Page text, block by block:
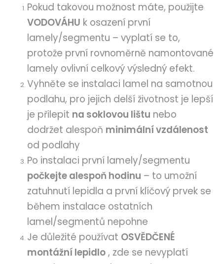
Pokud takovou možnost máte, použijte
VODOVÁHU k osazení první
lamely/segmentu – vyplatí se to,
protože první rovnoměrně namontované
lamely ovlivní celkový výsledný efekt.
Vyhněte se instalaci lamel na samotnou
podlahu, pro jejich delší životnost je lepší
je přilepit na soklovou lištu nebo
dodržet alespoň minimální vzdálenost
od podlahy
Po instalaci první lamely/segmentu
počkejte alespoň hodinu – to umožní
zatuhnutí lepidla a první klíčový prvek se
během instalace ostatních
lamel/segmentů nepohne
Je důležité používat OSVĚDČENÉ
montážní lepidlo, zde se nevyplatí